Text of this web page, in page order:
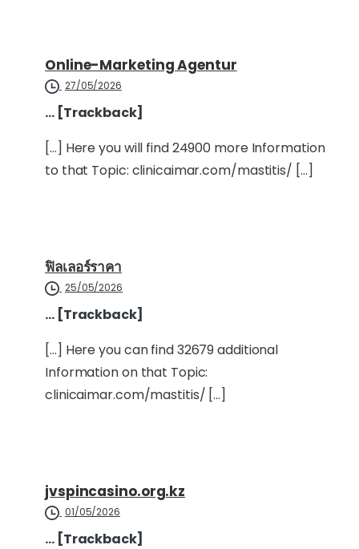
Online-Marketing Agentur
27/05/2026
… [Trackback]
[…] Here you will find 24900 more Information
to that Topic: clinicaimar.com/mastitis/ […]
ฟิลเลอร์ราคา
25/05/2026
… [Trackback]
[…] Here you can find 32679 additional
Information on that Topic:
clinicaimar.com/mastitis/ […]
jvspincasino.org.kz
01/05/2026
… [Trackback]